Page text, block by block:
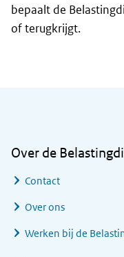
bepaalt de
of terugkrijgt.
Over de
Contact
Over ons
Werken bij de